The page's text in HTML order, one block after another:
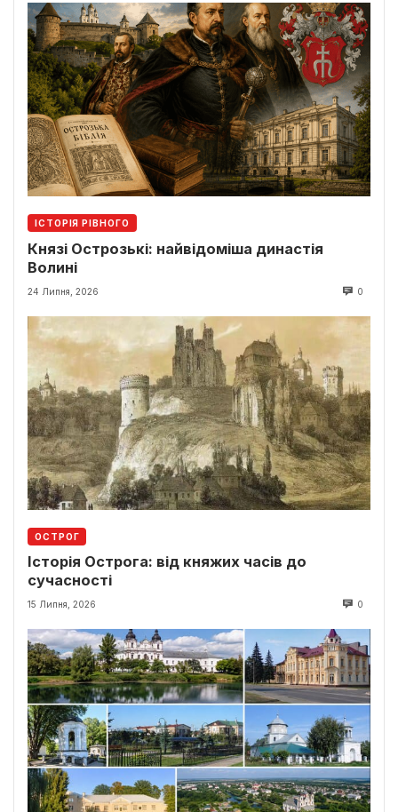
ІСТОРІЯ РІВНОГО
Князі Острозькі: найвідоміша династія
Волині
24 Липня, 2026 0
ОСТРОГ
Історія Острога: від княжих часів до
сучасності
15 Липня, 2026 0